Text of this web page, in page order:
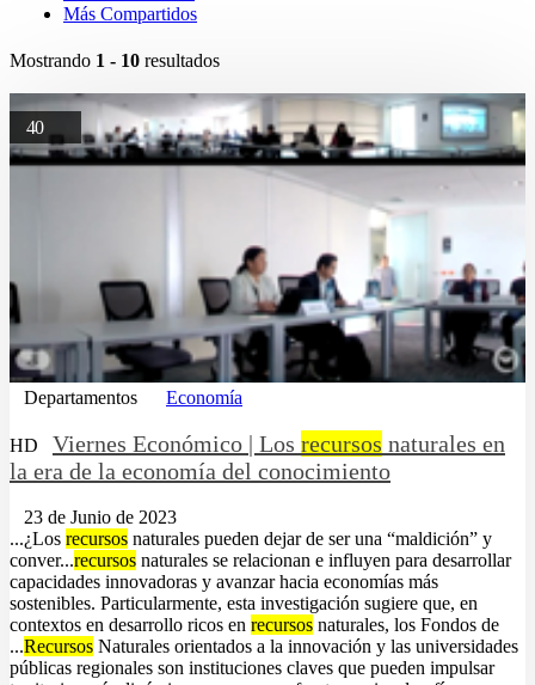
Más Compartidos
Mostrando 1 - 10 resultados
40
Departamentos Economía
HD Viernes Económico | Los recursos naturales en
la era de la economía del conocimiento
23 de Junio de 2023
...¿Los recursos naturales pueden dejar de ser una “maldición” y
conver...recursos naturales se relacionan e influyen para desarrollar
capacidades innovadoras y avanzar hacia economías más
sostenibles. Particularmente, esta investigación sugiere que, en
contextos en desarrollo ricos en recursos naturales, los Fondos de
...Recursos Naturales orientados a la innovación y las universidades
públicas regionales son instituciones claves que pueden impulsar